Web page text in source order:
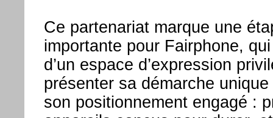
Ce partenariat marque une
importante pour Fairphone,
d’un espace d’expression
présenter sa démarche
son positionnement engagé :